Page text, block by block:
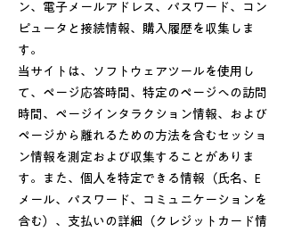
ン、電子メールアドレス、パスワード、コン
ピュータと接続情報、購入履歴を収集しま
す。
当サイトは、ソフトウェアツールを使用し
て、ページ応答時間、特定のページへの訪問
時間、ページインタラクション情報、および
ページから離れるための方法を含むセッショ
ン情報を測定および収集することがありま
す。また、個人を特定できる情報（氏名、E
メール、パスワード、コミュニケーションを
含む）、支払いの詳細（クレジットカード情